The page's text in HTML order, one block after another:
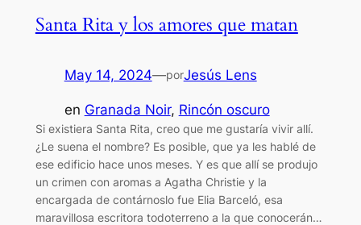
Santa Rita y los amores que matan
May 14, 2024—porJesús Lens
en Granada Noir, Rincón oscuro
Si existiera Santa Rita, creo que me gustaría vivir allí.
¿Le suena el nombre? Es posible, que ya les hablé de
ese edificio hace unos meses. Y es que allí se produjo
un crimen con aromas a Agatha Christie y la
encargada de contárnoslo fue Elia Barceló, esa
maravillosa escritora todoterreno a la que conocerán…